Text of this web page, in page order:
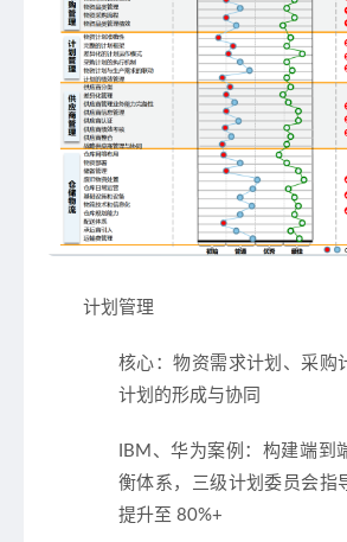
计划管理
核心：物资需求计划、采购
计划的形成与协同
IBM、华为案例：构建端到
衡体系，三级计划委员会指
提升至 80%+